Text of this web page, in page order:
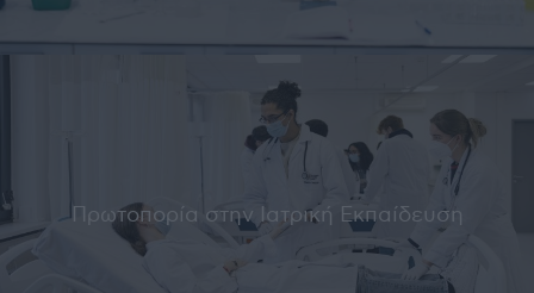
Πρωτοπορία στην Ιατρική Εκπαίδευση